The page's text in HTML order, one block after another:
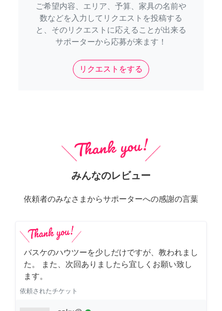
ご希望内容、エリア、予算、家具の名前や
数などを入力してリクエストを投稿する
と、そのリクエストに応えることが出来る
サポーターから応募が来ます！
リクエストをする
みんなのレビュー
依頼者のみなさまからサポーターへの感謝の言葉
バスケのハウツーを少しだけですが、教われまし
た。 また、次回ありましたら宜しくお願い致し
ます。
依頼されたチケット